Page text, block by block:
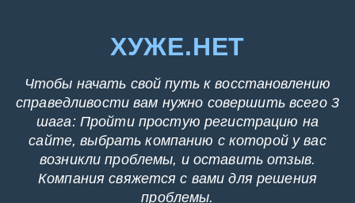
ХУЖЕ.НЕТ
Чтобы начать свой путь к восстановлению
справедливости вам нужно совершить всего 3
шага: Пройти простую регистрацию на
сайте, выбрать компанию с которой у вас
возникли проблемы, и оставить отзыв.
Компания свяжется с вами для решения
проблемы.